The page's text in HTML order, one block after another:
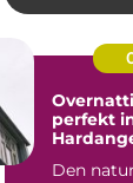
perfekt
Den